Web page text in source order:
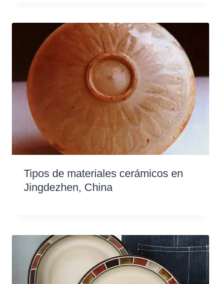
Tipos de materiales cerámicos en
Jingdezhen, China